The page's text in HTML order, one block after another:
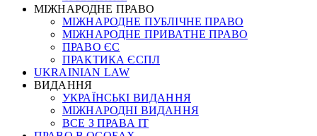
МІЖНАРОДНЕ ПРАВО
МІЖНАРОДНЕ ПУБЛІЧНЕ ПРАВО
МІЖНАРОДНЕ ПРИВАТНЕ ПРАВО
ПРАВО ЄС
ПРАКТИКА ЄСПЛ
UKRAINIAN LAW
ВИДАННЯ
УКРАЇНСЬКІ ВИДАННЯ
МІЖНАРОДНІ ВИДАННЯ
ВСЕ З ПРАВА ІТ